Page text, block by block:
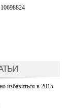
избавиться в 2015